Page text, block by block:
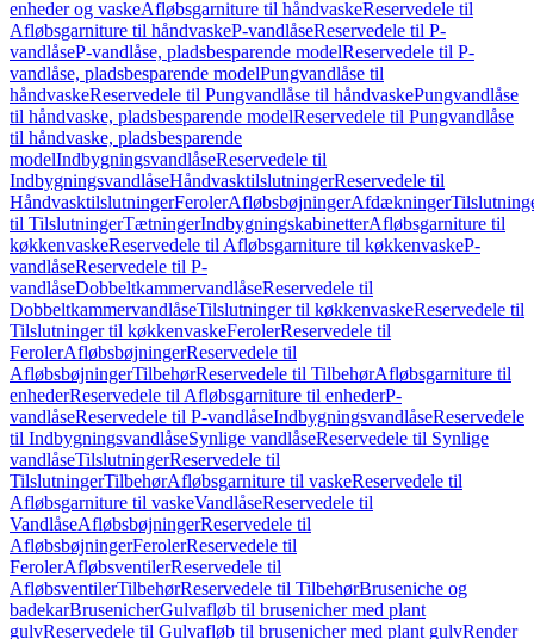
enheder og vaskeAfløbsgarniture til håndvaskeReservedele til
Afløbsgarniture til håndvaskeP-vandlåseReservedele til P-
vandlåseP-vandlåse, pladsbesparende modelReservedele til P-
vandlåse, pladsbesparende modelPungvandlåse til
håndvaskeReservedele til Pungvandlåse til håndvaskePungvandlåse
til håndvaske, pladsbesparende modelReservedele til Pungvandlåse
til håndvaske, pladsbesparende
modelIndbygningsvandlåseReservedele til
IndbygningsvandlåseHåndvasktilslutningerReservedele til
HåndvasktilslutningerFerolerAfløbsbøjningerAfdækninger
til TilslutningerTætningerIndbygningskabinetterAfløbsgarniture til
køkkenvaskeReservedele til Afløbsgarniture til køkkenvaskeP-
vandlåseReservedele til P-
vandlåseDobbeltkammervandlåseReservedele til
DobbeltkammervandlåseTilslutninger til køkkenvaskeReservedele til
Tilslutninger til køkkenvaskeFerolerReservedele til
FerolerAfløbsbøjningerReservedele til
AfløbsbøjningerTilbehørReservedele til TilbehørAfløbsgarniture til
enhederReservedele til Afløbsgarniture til enhederP-
vandlåseReservedele til P-vandlåseIndbygningsvandlåseReservedele
til IndbygningsvandlåseSynlige vandlåseReservedele til Synlige
vandlåseTilslutningerReservedele til
TilslutningerTilbehørAfløbsgarniture til vaskeReservedele til
Afløbsgarniture til vaskeVandlåseReservedele til
VandlåseAfløbsbøjningerReservedele til
AfløbsbøjningerFerolerReservedele til
FerolerAfløbsventilerReservedele til
AfløbsventilerTilbehørReservedele til TilbehørBruseniche og
badekarBrusenicherGulvafløb til brusenicher med plant
gulvReservedele til Gulvafløb til brusenicher med plant gulvRender